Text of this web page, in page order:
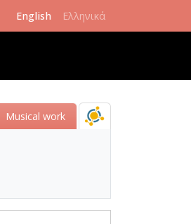
English Ελληνικά
Musical work